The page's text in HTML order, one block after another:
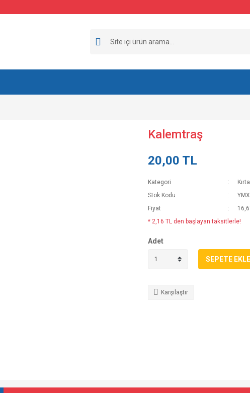
Kalemtraş
20,00 TL
Kategori
Stok Kodu
Fiyat
* 2,16 TL den başlayan taksitlerle!
Adet
SEPETE EKLE
Karşılaştır